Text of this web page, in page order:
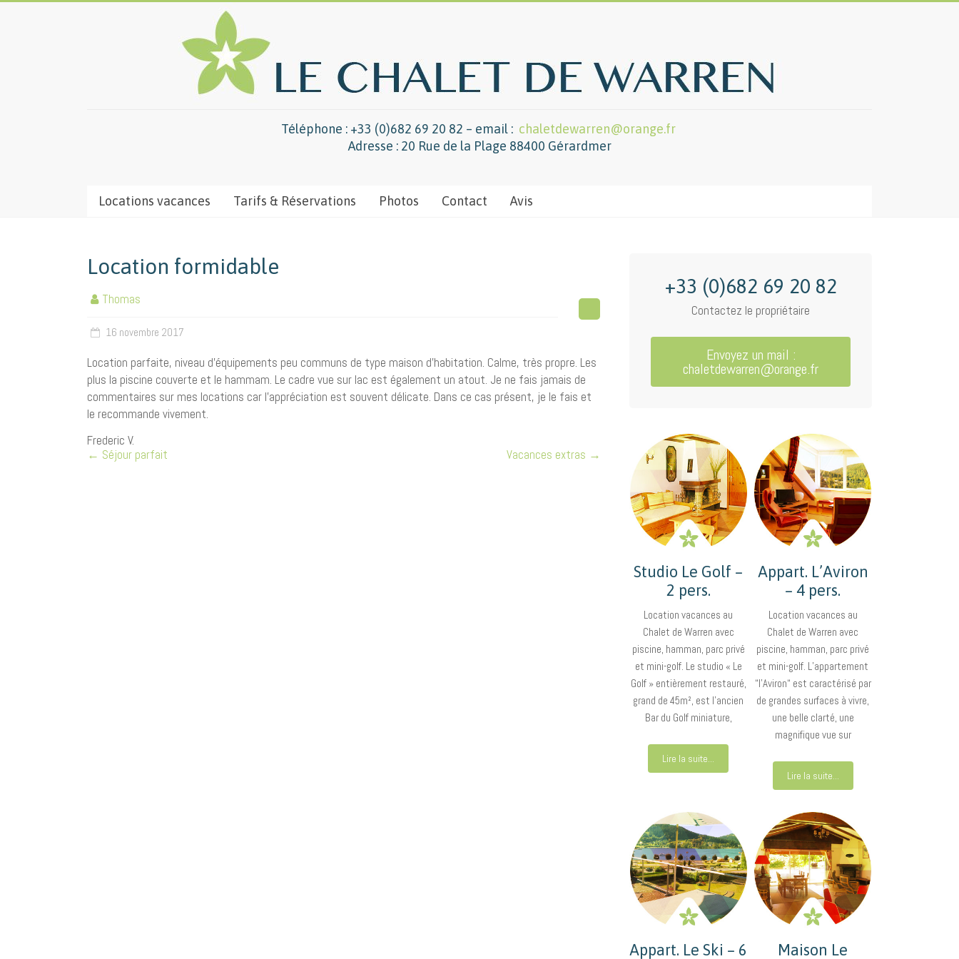
Téléphone : +33 (0)682 69 20 82 – email : chaletdewarren@orange.fr
Adresse : 20 Rue de la Plage 88400 Gérardmer
Locations vacances Tarifs & Réservations Photos Contact Avis
Location formidable
Thomas
16 novembre 2017
Location parfaite, niveau d’équipements peu communs de type maison d’habitation. Calme, très propre. Les
plus la piscine couverte et le hammam. Le cadre vue sur lac est également un atout. Je ne fais jamais de
commentaires sur mes locations car l’appréciation est souvent délicate. Dans ce cas présent, je le fais et
le recommande vivement.
Frederic V.
← Séjour parfait Vacances extras →
+33 (0)682 69 20 82
Contactez le propriétaire
Envoyez un mail :
chaletdewarren@orange.fr
Studio Le Golf –
2 pers.
Location vacances au
Chalet de Warren avec
piscine, hamman, parc privé
et mini-golf. Le studio « Le
Golf » entièrement restauré,
grand de 45m², est l’ancien
Bar du Golf miniature,
Lire la suite...
Appart. L’Aviron
– 4 pers.
Location vacances au
Chalet de Warren avec
piscine, hamman, parc privé
et mini-golf. L’appartement
“l’Aviron“ est caractérisé par
de grandes surfaces à vivre,
une belle clarté, une
magnifique vue sur
Lire la suite...
Appart. Le Ski – 6
Maison Le